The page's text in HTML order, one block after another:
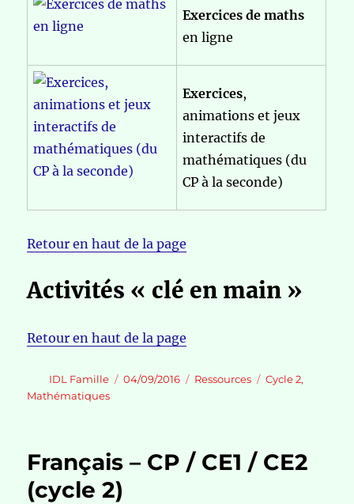
Exercices de maths
en ligne
Exercices,
animations et jeux
interactifs de
mathématiques (du
CP à la seconde)
Retour en haut de la page
Activités « clé en main »
Retour en haut de la page
Auteur
IDL Famille
Publié
04/09/2016 Catégories
Ressources Étiquettes
Cycle 2,
Mathématiques
Français – CP / CE1 / CE2
(cycle 2)